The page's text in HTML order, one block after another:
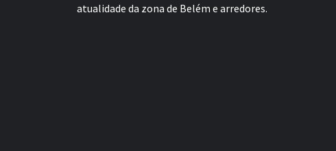
atualidade da zona de Belém e arredores.